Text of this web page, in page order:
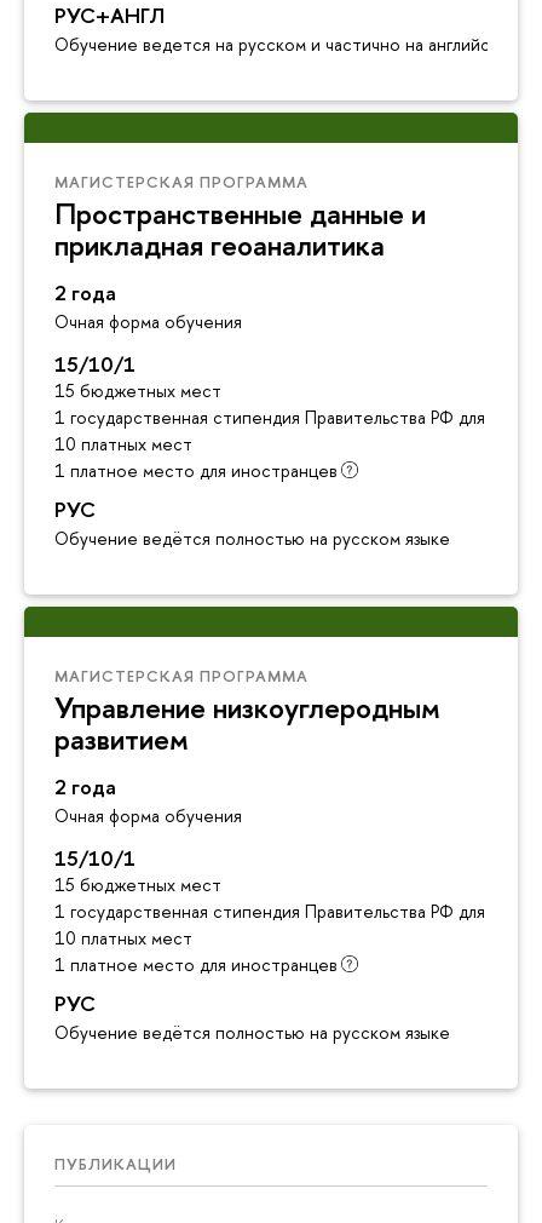
РУС+АНГЛ
Обучение ведется на русском и частично на английском
МАГИСТЕРСКАЯ ПРОГРАММА
Пространственные данные и
прикладная геоаналитика
2 года
Очная форма обучения
15/10/1
15 бюджетных мест
1 государственная стипендия Правительства РФ для
10 платных мест
1 платное место для иностранцев
РУС
Обучение ведётся полностью на русском языке
МАГИСТЕРСКАЯ ПРОГРАММА
Управление низкоуглеродным
развитием
2 года
Очная форма обучения
15/10/1
15 бюджетных мест
1 государственная стипендия Правительства РФ для
10 платных мест
1 платное место для иностранцев
РУС
Обучение ведётся полностью на русском языке
ПУБЛИКАЦИИ